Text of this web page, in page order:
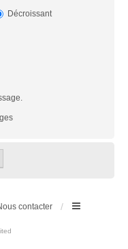
Décroissant
contacter